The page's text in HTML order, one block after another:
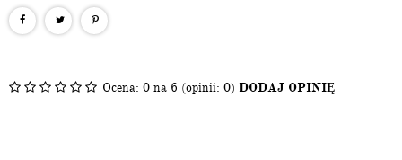
Ocena: 0 na 6 (opinii: 0) DODAJ OPINIĘ